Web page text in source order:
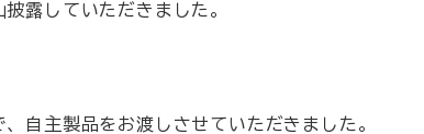
露していただきました。
自主製品をお渡しさせていただきました。